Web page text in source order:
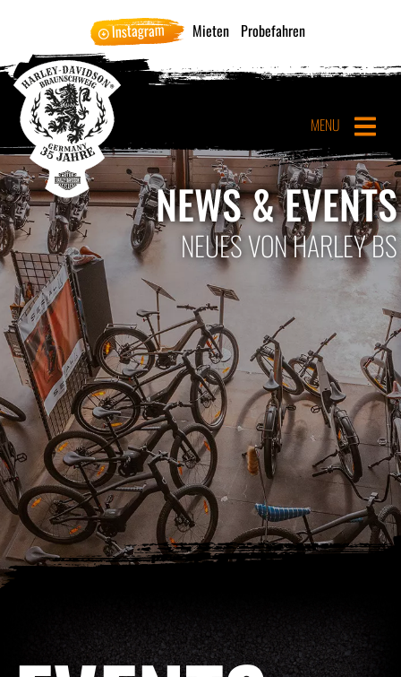
Instagram Mieten Probefahren
MENU
NEWS & EVENTS
NEUES VON HARLEY BS